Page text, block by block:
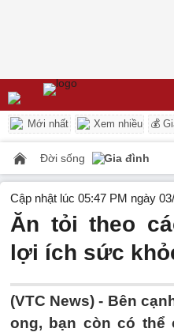
Mới nhất Xem nhiều 💰
Đời sống Gia đình
Cập nhật lúc 05:47 PM ngày
Ăn tỏi theo
lợi ích sức
(VTC News) - Bên
ong, bạn còn có thể